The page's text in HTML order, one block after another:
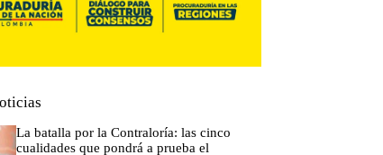
La batalla por la Contraloría: las cinco
cualidades que pondrá a prueba el